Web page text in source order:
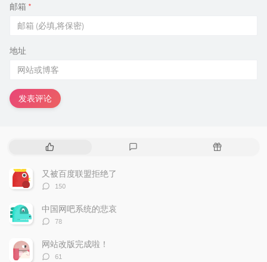
邮箱 *
地址
发表评论
热
文
章
随
又被百度联盟拒绝了
评
数：
150
中国网吧系统的悲哀
评
数：
78
网站改版完成啦！
评
61